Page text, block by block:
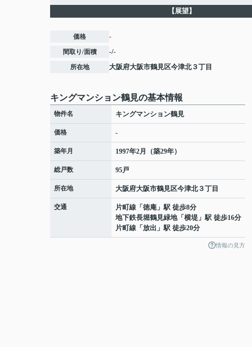
【展望】
価格 -
間取り/面積 -/-
所在地 大阪府大阪市鶴見区今津北３丁目
キングマンション鶴見の基本情報
物件名 キングマンション鶴見
価格 -
築年月 1997年2月（築29年）
総戸数 95戸
所在地 大阪府大阪市鶴見区今津北３丁目
交通 片町線 「 徳庵 」駅 徒歩8分
地下鉄長堀鶴見緑地「 横堤 」駅 徒歩16分
片町線 「 放出 」駅 徒歩20分
情報の見方